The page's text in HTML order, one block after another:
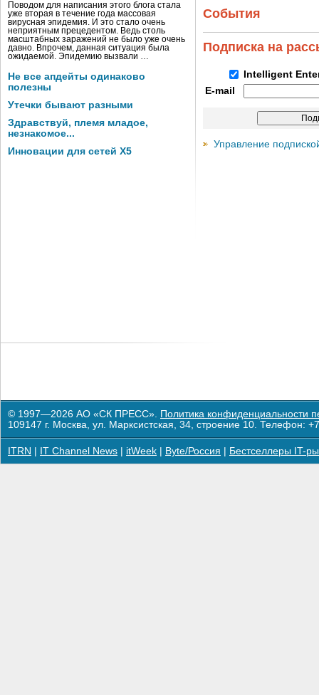
Поводом для написания этого блога стала
уже вторая в течение года массовая
вирусная эпидемия. И это стало очень
неприятным прецедентом. Ведь столь
масштабных заражений не было уже очень
давно. Впрочем, данная ситуация была
ожидаемой. Эпидемию вызвали …
Не все апдейты одинаково
полезны
Утечки бывают разными
Здравствуй, племя младое,
незнакомое...
Инновации для сетей X5
События
Подписка на
Intelligent
E-mail
Управление
© 1997—2026 АО «СК ПРЕСС». Политика конфиденциальности
109147 г. Москва, ул. Марксистская, 34, строение 10. Телефон:
ITRN IT Channel News itWeek Byte/Россия Бестселлеры IT-